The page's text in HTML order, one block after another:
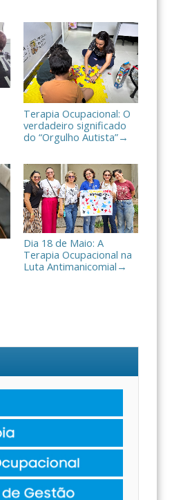
Terapia Ocupacional: O
verdadeiro significado
do “Orgulho Autista”→
Dia 18 de Maio: A
Terapia Ocupacional na
Luta Antimanicomial →